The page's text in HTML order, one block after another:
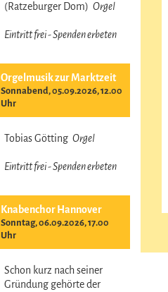
(Ratzeburger Dom) Orgel
Eintritt frei - Spenden erbeten
Orgelmusik zur Marktzeit
Sonnabend, 05.09.2026, 12.00
Uhr
Tobias Götting Orgel
Eintritt frei - Spenden erbeten
Knabenchor Hannover
Sonntag, 06.09.2026, 17.00
Uhr
Schon kurz nach seiner
Gründung gehörte der